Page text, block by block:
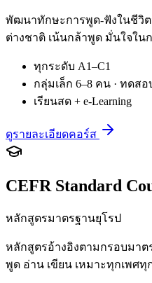
พัฒนาทักษะการพูด-ฟังในชีวิ
ต่างชาติ เน้นกล้าพูด มั่นใจใน
ทุกระดับ A1–C1
กลุ่มเล็ก 6–8 คน · ทดส
เรียนสด + e-Learning
ดูรายละเอียดคอร์ส
CEFR Standard
หลักสูตรมาตรฐานยุโรป
หลักสูตรอ้างอิงตามกรอบมาต
พูด อ่าน เขียน เหมาะทุกเพศทุ